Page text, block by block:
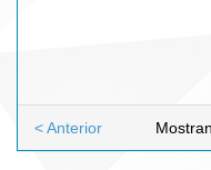
< Anterior